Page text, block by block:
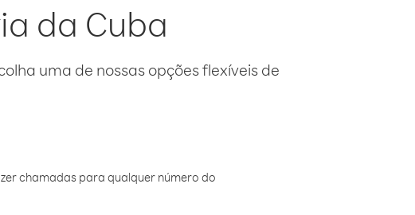
da Cuba
uma de nossas opções flexíveis de
chamadas para qualquer número do